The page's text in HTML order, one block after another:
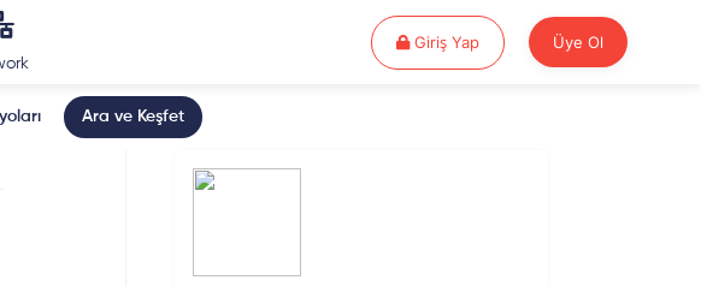
Giriş YapGiriş Yap Üye Ol
Ara ve Keşfet